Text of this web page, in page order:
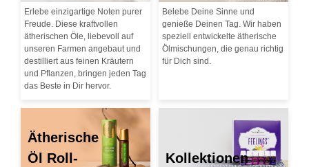
Erlebe einzigartige Noten purer
Freude. Diese kraftvollen
ätherischen Öle, liebevoll auf
unseren Farmen angebaut und
destilliert aus feinen Kräutern
und Pflanzen, bringen jeden Tag
das Beste in Dir hervor.
Belebe Deine Sinne und
genieße Deinen Tag. Wir haben
speziell entwickelte ätherische
Ölmischungen, die genau richtig
für Dich sind.
Ätherische
Öl Roll-
Kollektionen